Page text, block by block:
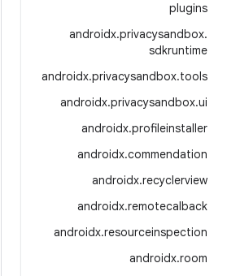
plugins
androidx.privacysandbox.
sdkruntime
androidx.privacysandbox.tools
androidx.privacysandbox.ui
androidx.profileinstaller
androidx.commendation
androidx.recyclerview
androidx.remotecalback
androidx.resourceinspection
androidx.room